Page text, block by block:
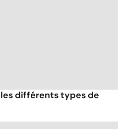
différents types de